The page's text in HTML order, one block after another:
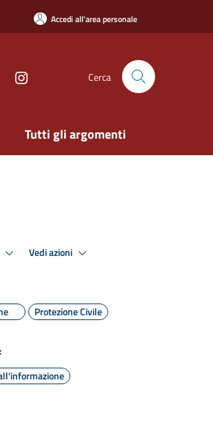
Accedi all'area personale
Cerca
Tutti gli argomenti
Vedi azioni
Protezione Civile